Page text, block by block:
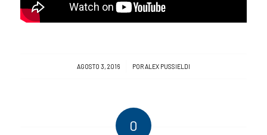
AGOSTO 3, 2016
/ PORALEX PUSSIELDI
0